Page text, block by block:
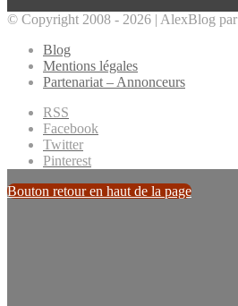
© Copyright 2008 - 2026 | AlexBlog par
Blog
Mentions légales
Partenariat – Annonceurs
RSS
Facebook
Twitter
Pinterest
Bouton retour en haut de la page